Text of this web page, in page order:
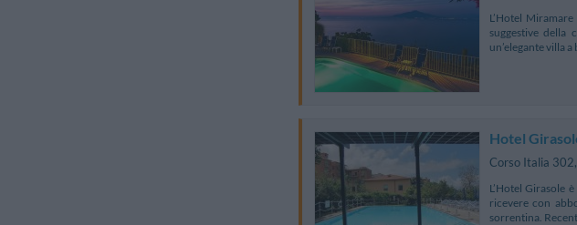
L’Hotel
suggestive della
un’elegante villa a
Hotel
Corso Italia 302,
L’Hotel Girasole
ricevere con
sorrentina.